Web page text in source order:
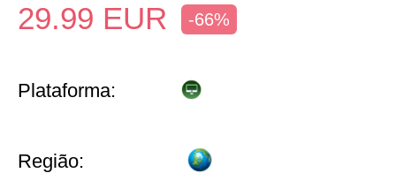
29.99 EUR -66%
Plataforma:
Região: